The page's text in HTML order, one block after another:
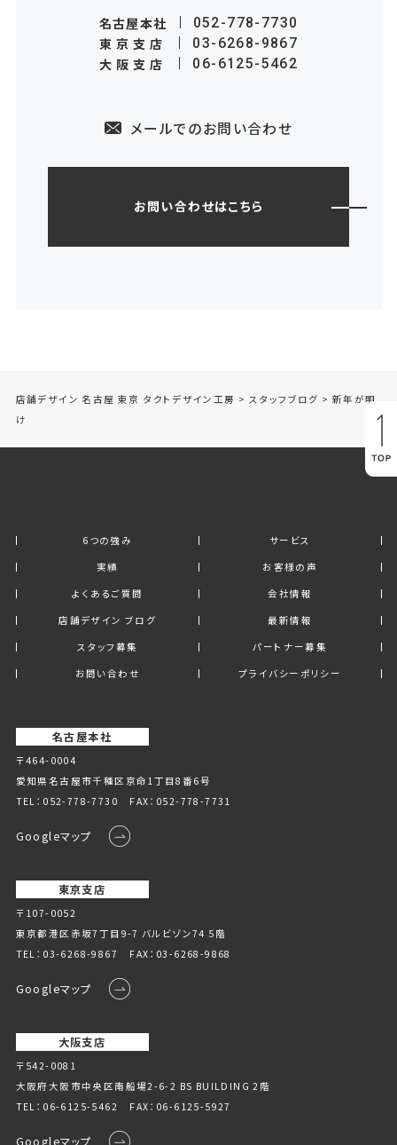
名古屋本社 052-778-7730
東京支店 03-6268-9867
大阪支店 06-6125-5462
メールでのお問い合わせ
お問い合わせはこちら
店舗デザイン 名古屋 東京 タクトデザイン工房 > スタッフブログ > 新年が明
け
6つの強み
サービス
実績
お客様の声
よくあるご質問
会社情報
店舗デザイン ブログ
最新情報
スタッフ募集
パートナー募集
お問い合わせ
プライバシーポリシー
名古屋本社
〒464-0004
愛知県名古屋市千種区京命1丁⽬8番6号
TEL： 052-778-7730 FAX：052-778-7731
Googleマップ
東京支店
〒107-0052
東京都港区赤坂7丁目9-7 バルビゾン74 5階
TEL： 03-6268-9867 FAX：03-6268-9868
Googleマップ
大阪支店
〒542-0081
大阪府大阪市中央区南船場2-6-2 BS BUILDING 2階
TEL： 06-6125-5462 FAX：06-6125-5927
Googleマップ